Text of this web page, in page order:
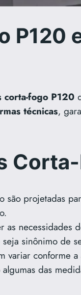
P120
corta-fogo P120
técnicas,
são projetadas
as
sinônimo de
conforme
das